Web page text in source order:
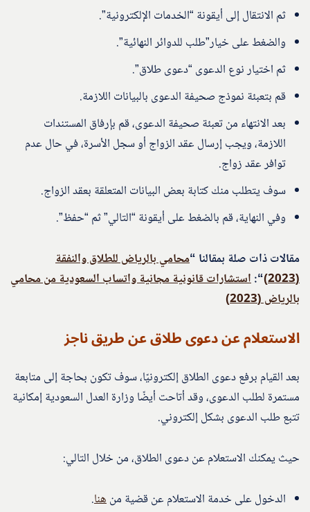
ثم الانتقال إلى أيقونة “الخدمات الإلكترونية”.
والضغط على خيار”طلب للدوائر النهائية”.
ثم اختيار نوع الدعوى “دعوى طلاق”.
قم بتعبئة نموذج صحيفة الدعوى بالبيانات اللازمة.
بعد الانتهاء من تعبئة صحيفة الدعوى، قم بإرفاق المستندات
اللازمة، ويجب إرسال عقد الزواج أو سجل الأسرة، في حال عدم
توافر عقد زواج.
سوف يتطلب منك كتابة بعض البيانات المتعلقة بعقد الزواج.
وفي النهاية، قم بالضغط على أيقونة “التالي” ثم “حفظ”.
مقالات ذات صلة بمقالنا “محامي بالرياض للطلاق والنفقة
(2023)
“:استشارات قانونية مجانية واتساب السعودية من محامي
بالرياض (2023)
الاستعلام عن دعوى طلاق عن طريق ناجز
بعد القيام برفع دعوى الطلاق إلكترونيًا، سوف تكون بحاجة إلى متابعة
مستمرة لطلب الدعوى، وقد أتاحت أيضًا وزارة العدل السعودية إمكانية
تتبع طلب الدعوى بشكل إلكتروني.
حيث يمكنك الاستعلام عن دعوى الطلاق، من خلال التالي:
الدخول على خدمة الاستعلام عن قضية منهنا.